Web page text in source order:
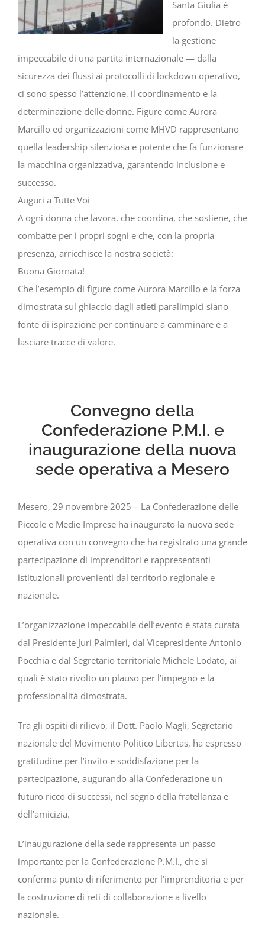
Santa Giulia è
profondo. Dietro
la gestione
impeccabile di una partita internazionale — dalla
sicurezza dei flussi ai protocolli di lockdown operativo,
ci sono spesso l’attenzione, il coordinamento e la
determinazione delle donne. Figure come Aurora
Marcillo ed organizzazioni come MHVD rappresentano
quella leadership silenziosa e potente che fa funzionare
la macchina organizzativa, garantendo inclusione e
successo.
Auguri a Tutte Voi
A ogni donna che lavora, che coordina, che sostiene, che
combatte per i propri sogni e che, con la propria
presenza, arricchisce la nostra società:
Buona Giornata!
Che l’esempio di figure come Aurora Marcillo e la forza
dimostrata sul ghiaccio dagli atleti paralimpici siano
fonte di ispirazione per continuare a camminare e a
lasciare tracce di valore.
Convegno della
Confederazione P.M.I. e
inaugurazione della nuova
sede operativa a Mesero
Mesero, 29 novembre 2025 – La Confederazione delle
Piccole e Medie Imprese ha inaugurato la nuova sede
operativa con un convegno che ha registrato una grande
partecipazione di imprenditori e rappresentanti
istituzionali provenienti dal territorio regionale e
nazionale.
L’organizzazione impeccabile dell’evento è stata curata
dal Presidente Juri Palmieri, dal Vicepresidente Antonio
Pocchia e dal Segretario territoriale Michele Lodato, ai
quali è stato rivolto un plauso per l’impegno e la
professionalità dimostrata.
Tra gli ospiti di rilievo, il Dott. Paolo Magli, Segretario
nazionale del Movimento Politico Libertas, ha espresso
gratitudine per l’invito e soddisfazione per la
partecipazione, augurando alla Confederazione un
futuro ricco di successi, nel segno della fratellanza e
dell’amicizia.
L’inaugurazione della sede rappresenta un passo
importante per la Confederazione P.M.I., che si
conferma punto di riferimento per l’imprenditoria e per
la costruzione di reti di collaborazione a livello
nazionale.